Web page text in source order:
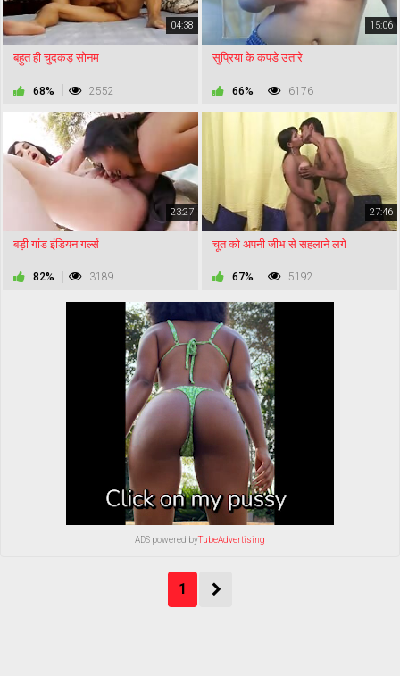
04:38
बहुत ही चुदकड़ सोनम
68% 2552
15:06
सुप्रिया के कपडे उतारे
66% 6176
23:27
बड़ी गांड इंडियन गर्ल्स
82% 3189
27:46
चूत को अपनी जीभ से सहलाने लगे
67% 5192
ADS powered byTubeAdvertising
1